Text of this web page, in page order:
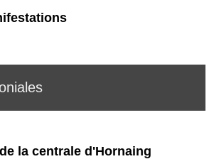
la centrale d'Hornaing